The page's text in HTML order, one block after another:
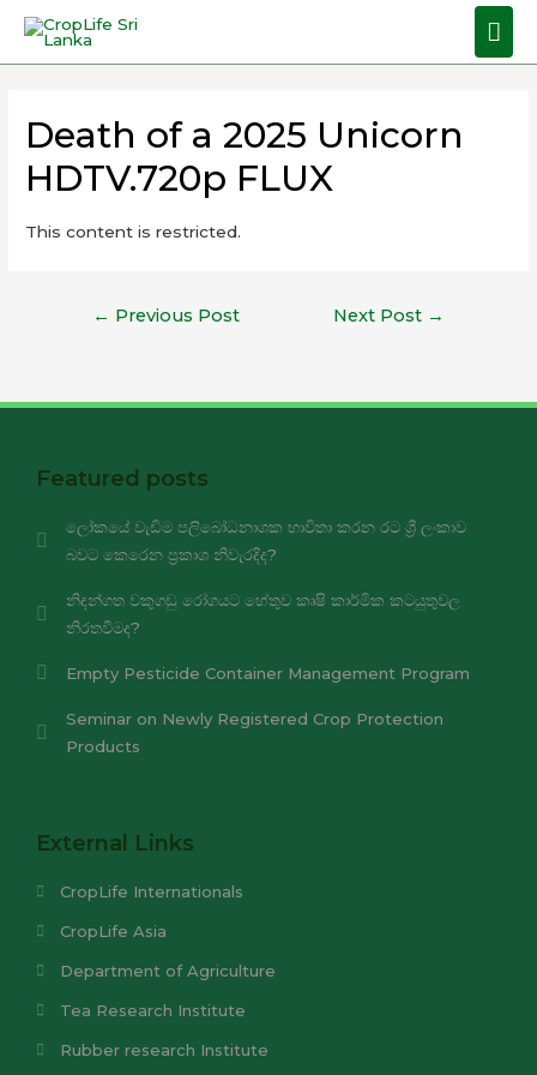
Death of a 2025 Unicorn
HDTV.720p FLUX
This content is restricted.
← Previous Post Next Post →
Featured posts
ලෝකයේ වැඩිම පලිබෝධනාශක භාවිතා කරන රට ශ්‍රී ලංකාව
බවට කෙරෙන ප්‍රකාශ නිවැරදිද?
නිදන්ගත වකුගඩු රෝගයට හේතුව කෘෂි කාර්මික කටයුතුවල
නිරතවීමද?
Empty Pesticide Container Management Program
Seminar on Newly Registered Crop Protection
Products
External Links
CropLife Internationals
CropLife Asia
Department of Agriculture
Tea Research Institute
Rubber research Institute